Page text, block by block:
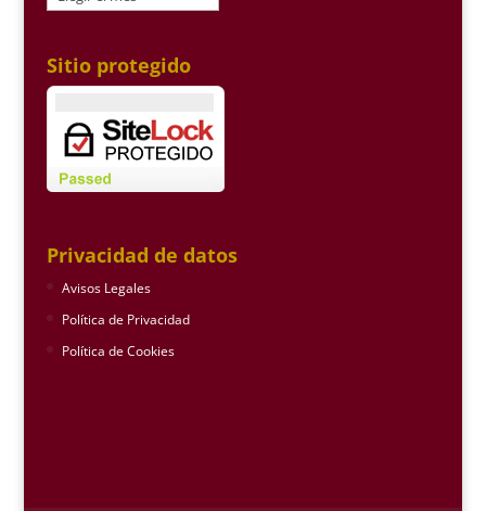
Sitio protegido
Privacidad de datos
Avisos Legales
Política de Privacidad
Política de Cookies